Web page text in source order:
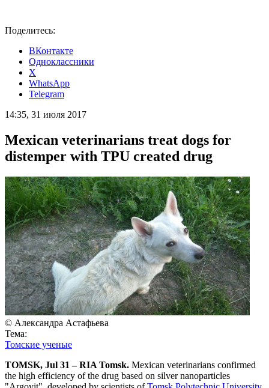
Поделитесь:
ВКонтакте
Одноклассники
X
WhatsApp
Telegram
14:35, 31 июля 2017
Mexican veterinarians treat dogs for
distemper with TPU created drug
© Александра Астафьева
Тема:
Томские ученые
TOMSK, Jul 31 – RIA Tomsk. Mexican veterinarians confirmed
the high efficiency of the drug based on silver nanoparticles